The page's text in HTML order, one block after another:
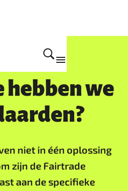
hebben we
niet in één oplossing
zijn de Fairtrade
aan de specifieke